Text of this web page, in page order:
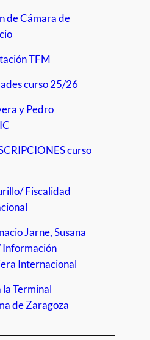
de Cámara de
TFM
curso 25/26
y Pedro
curso
Fiscalidad
Jarne, Susana
Información
Internacional
la Terminal
de Zaragoza